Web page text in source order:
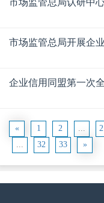
市场监管总局认研中
市场监管总局开展企
企业信用同盟第一次
« 1 2 ...
...
32 33 »